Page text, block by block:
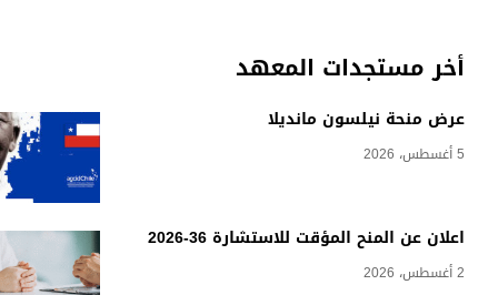
أخر مستجدات المعهد
عرض منحة نيلسون مانديلا
5 أغسطس، 2026
اعلان عن المنح المؤقت للاستشارة 36-2026
2 أغسطس، 2026